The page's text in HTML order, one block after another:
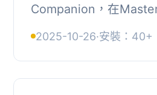
Companion，在
Can)、SCORM 1.2、
cmi5標準內容支援。,
2025-10-26·安裝：40+